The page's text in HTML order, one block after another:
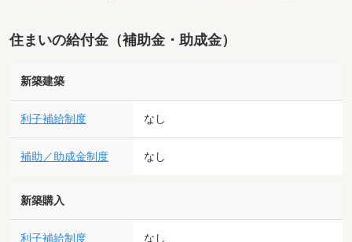
住まいの給付金（補助金・助成金）
新築建築
利子補給制度 なし
補助／助成金制度 なし
新築購入
利子補給制度 なし